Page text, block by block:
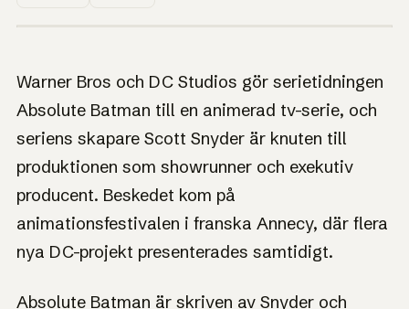
Absolute Batman
blir animerad serie
med Scott Snyder
som showrunner
Ingen herrgård, inga pengar och en Bruce Wayne med
yrkesarbetarbakgrund ska bli tecknad tv.
Warner Bros och DC Studios gör serietidningen
Absolute Batman till en animerad tv-serie, och
seriens skapare Scott Snyder är knuten till
produktionen som showrunner och exekutiv
producent. Beskedet kom på
animationsfestivalen i franska Annecy, där flera
nya DC-projekt presenterades samtidigt.
Absolute Batman är skriven av Snyder och